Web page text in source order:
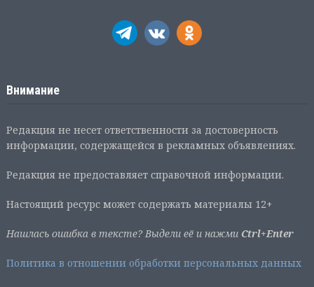
Внимание
Редакция не несет ответственности за достоверность
информации, содержащейся в рекламных объявлениях.
Редакция не предоставляет справочной информации.
Настоящий ресурс может содержать материалы 12+
Нашлась ошибка в тексте? Выдели её и нажми Ctrl+Enter
Политика в отношении обработки персональных данных